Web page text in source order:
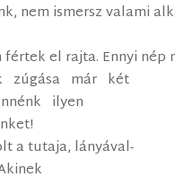
nem ismersz valami
fértek el rajta. Ennyi
zúgása már két
ilyen
a tutaja, lányával­